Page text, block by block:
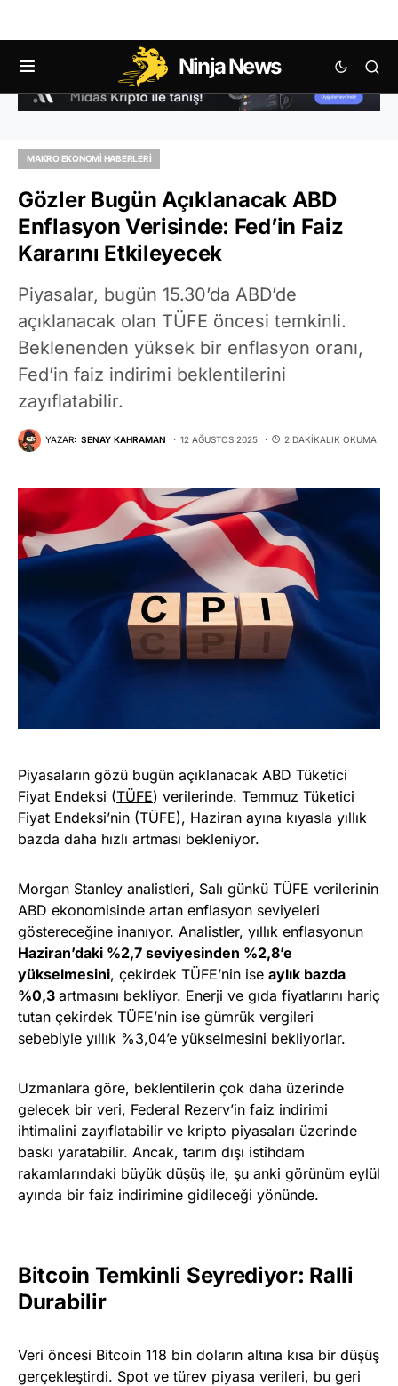
Ninja News
MAKRO EKONOMI HABERLERI
Gözler Bugün Açıklanacak ABD
Enflasyon Verisinde: Fed’in Faiz
Kararını Etkileyecek
Piyasalar, bugün 15.30’da ABD’de
açıklanacak olan TÜFE öncesi temkinli.
Beklenenden yüksek bir enflasyon oranı,
Fed’in faiz indirimi beklentilerini
zayıflatabilir.
YAZAR: SENAY KAHRAMAN 12 AĞUSTOS 2025 2 DAKIKALIK OKUMA
Piyasaların gözü bugün açıklanacak ABD Tüketici
Fiyat Endeksi (TÜFE) verilerinde. Temmuz Tüketici
Fiyat Endeksi’nin (TÜFE), Haziran ayına kıyasla yıllık
bazda daha hızlı artması bekleniyor.
Morgan Stanley analistleri, Salı günkü TÜFE verilerinin
ABD ekonomisinde artan enflasyon seviyeleri
göstereceğine inanıyor. Analistler, yıllık enflasyonun
Haziran’daki %2,7 seviyesinden %2,8’e
yükselmesini, çekirdek TÜFE’nin ise aylık bazda
%0,3 artmasını bekliyor. Enerji ve gıda fiyatlarını hariç
tutan çekirdek TÜFE’nin ise gümrük vergileri
sebebiyle yıllık %3,04’e yükselmesini bekliyorlar.
Uzmanlara göre, beklentilerin çok daha üzerinde
gelecek bir veri, Federal Rezerv’in faiz indirimi
ihtimalini zayıflatabilir ve kripto piyasaları üzerinde
baskı yaratabilir. Ancak, tarım dışı istihdam
rakamlarındaki büyük düşüş ile, şu anki görünüm eylül
ayında bir faiz indirimine gidileceği yönünde.
Bitcoin Temkinli Seyrediyor: Ralli
Durabilir
Veri öncesi Bitcoin 118 bin doların altına kısa bir düşüş
gerçekleştirdi. Spot ve türev piyasa verileri, bu geri